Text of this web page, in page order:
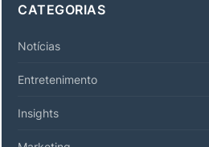
CATEGORIAS
Notícias
Entretenimento
Insights